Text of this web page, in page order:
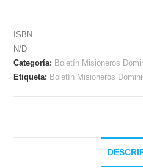
ISBN
N/D
Categoría: Boletín Misioneros
Etiqueta: Boletín Misioneros